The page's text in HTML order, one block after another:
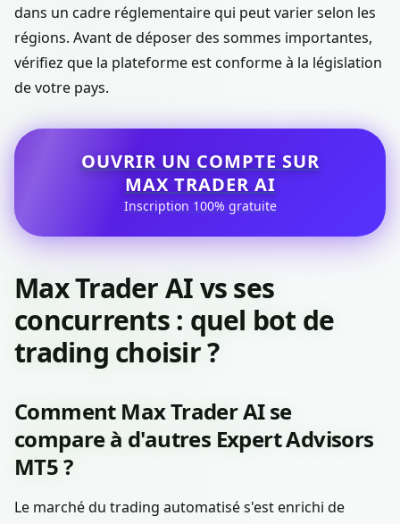
dans un cadre réglementaire qui peut varier selon les
régions. Avant de déposer des sommes importantes,
vérifiez que la plateforme est conforme à la législation
de votre pays.
OUVRIR UN COMPTE SUR
MAX TRADER AI
Inscription 100% gratuite
Max Trader AI vs ses
concurrents : quel bot de
trading choisir ?
Comment Max Trader AI se
compare à d'autres Expert Advisors
MT5 ?
Le marché du trading automatisé s'est enrichi de